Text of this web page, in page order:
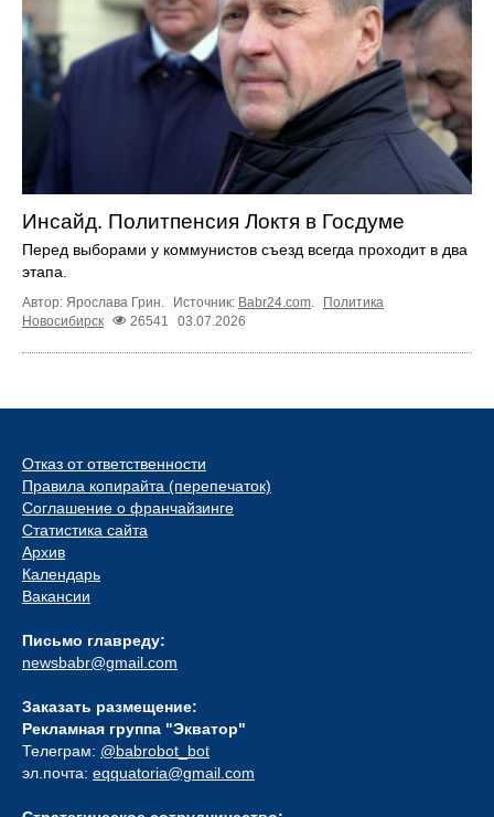
Инсайд. Политпенсия Локтя в Госдуме
Перед выборами у коммунистов съезд всегда проходит в два
этапа.
Автор: Ярослава Грин. Источник: Babr24.com
Политика
Новосибирск
26541 03.07.2026
Отказ от ответственности
Правила копирайта (перепечаток)
Соглашение о франчайзинге
Статистика сайта
Архив
Календарь
Вакансии
Письмо главреду:
newsbabr@gmail.com
Заказать размещение:
Рекламная группа "Экватор"
Телеграм: @babrobot_bot
эл.почта: eqquatoria@gmail.com